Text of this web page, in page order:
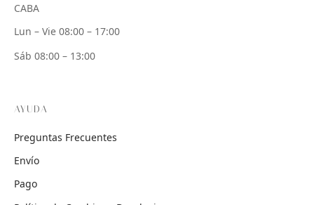
CABA
Lun – Vie 08:00 – 17:00
Sáb 08:00 – 13:00
AYUDA
Preguntas Frecuentes
Envío
Pago